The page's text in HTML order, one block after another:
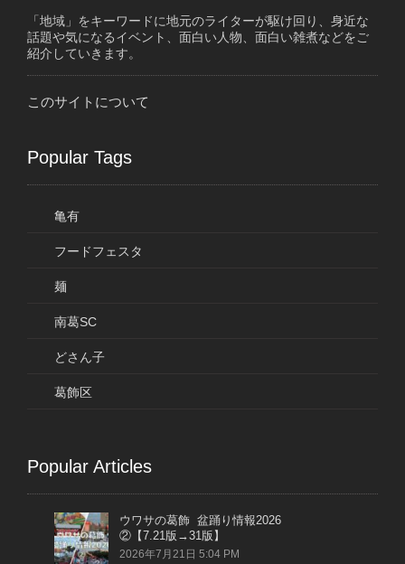
「地域」をキーワードに地元のライターが駆け回り、身近な
話題や気になるイベント、面白い人物、面白い雑煮などをご
紹介していきます。
このサイトについて
Popular Tags
亀有
フードフェスタ
麺
南葛SC
どさん子
葛飾区
Popular Articles
ウワサの葛飾 盆踊り情報2026
②【7.21版→31版】
2026年7月21日 5:04 PM